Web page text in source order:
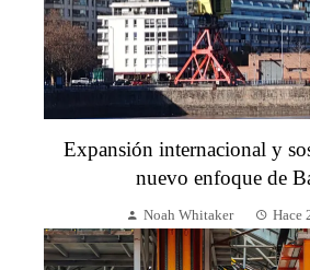
Expansión internacional y
nuevo enfoque de
Noah Whitaker Hace